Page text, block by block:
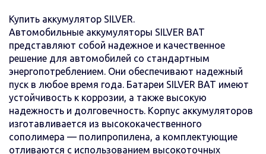
Купить аккумулятор SILVER.
Автомобильные аккумуляторы SILVER BAT
представляют собой надежное и качественное
решение для автомобилей со стандартным
энергопотреблением. Они обеспечивают надежный
пуск в любое время года. Батареи SILVER BAT имеют
устойчивость к коррозии, а также высокую
надежность и долговечность. Корпус аккумуляторов
изготавливается из высококачественного
сополимера — полипропилена, а комплектующие
отливаются с использованием высокоточных